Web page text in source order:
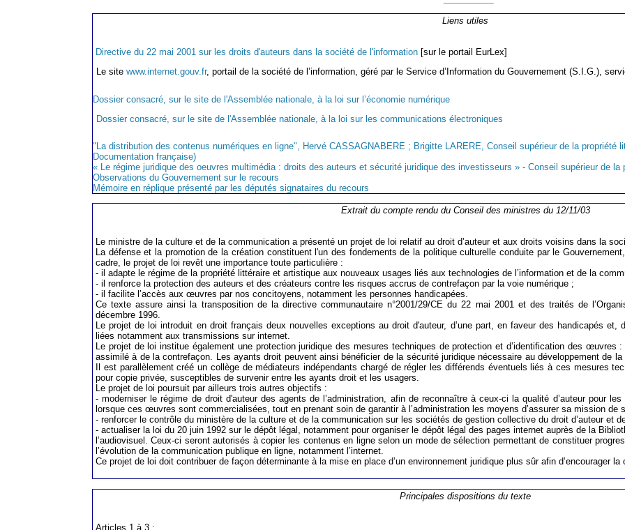
Liens utiles
Directive du 22 mai 2001 sur les droits d'auteurs dans la société de l'information [sur le portail EurLex]
Le site www.internet.gouv.fr, portail de la société de l’information, géré par le Service d’Information du Gouvernement (S.I.G.),
Dossier consacré, sur le site de l'Assemblée nationale, à la loi sur l’économie numérique
Dossier consacré, sur le site de l'Assemblée nationale, à la loi sur les communications électroniques
"La distribution des contenus numériques en ligne", Hervé CASSAGNABERE ; Brigitte LARERE, Conseil supérieur de la propriété
Documentation française)
« Le régime juridique des oeuvres multimédia : droits des auteurs et sécurité juridique des investisseurs » - Conseil supérieur de
Observations du Gouvernement sur le recours
Mémoire en réplique présenté par les députés signataires du recours
Extrait du compte rendu du Conseil des ministres du 12/11/03
Le ministre de la culture et de la communication a présenté un projet de loi relatif au droit d’auteur et aux droits voisins dans la
La défense et la promotion de la création constituent l'un des fondements de la politique culturelle conduite par le
cadre, le projet de loi revêt une importance toute particulière :
- il adapte le régime de la propriété littéraire et artistique aux nouveaux usages liés aux technologies de l’information et de la
- il renforce la protection des auteurs et des créateurs contre les risques accrus de contrefaçon par la voie numérique ;
- il facilite l’accès aux œuvres par nos concitoyens, notamment les personnes handicapées.
Ce texte assure ainsi la transposition de la directive communautaire n°2001/29/CE du 22 mai 2001 et des traités de
décembre 1996.
Le projet de loi introduit en droit français deux nouvelles exceptions au droit d'auteur, d’une part, en faveur des handicapés et,
liées notamment aux transmissions sur internet.
Le projet de loi institue également une protection juridique des mesures techniques de protection et d’identification des
assimilé à de la contrefaçon. Les ayants droit peuvent ainsi bénéficier de la sécurité juridique nécessaire au développement de
Il est parallèlement créé un collège de médiateurs indépendants chargé de régler les différends éventuels liés à ces mesures
pour copie privée, susceptibles de survenir entre les ayants droit et les usagers.
Le projet de loi poursuit par ailleurs trois autres objectifs :
- moderniser le régime de droit d'auteur des agents de l’administration, afin de reconnaître à ceux-ci la qualité d’auteur pour
lorsque ces œuvres sont commercialisées, tout en prenant soin de garantir à l’administration les moyens d’assurer sa mission de
- renforcer le contrôle du ministère de la culture et de la communication sur les sociétés de gestion collective du droit d’auteur et
- actualiser la loi du 20 juin 1992 sur le dépôt légal, notamment pour organiser le dépôt légal des pages internet auprès de la
l’audiovisuel. Ceux-ci seront autorisés à copier les contenus en ligne selon un mode de sélection permettant de constituer
l’évolution de la communication publique en ligne, notamment l’internet.
Ce projet de loi doit contribuer de façon déterminante à la mise en place d’un environnement juridique plus sûr afin d’encourager
Principales dispositions du texte
Articles 1 à 3 :